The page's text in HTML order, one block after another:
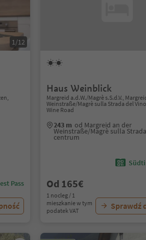
1/12
Pass
Haus Weinblick
Margreid a.d.W./Magrè s.S.d.V.,
Weinstraße/Magrè sulla Strada del
Wine Road
243 m od Margreid an der
Weinstraße/Magrè sulla
centrum
Od 165€
1 nocleg / 1
mieszkanie w tym
podatek VAT
Sprawdź